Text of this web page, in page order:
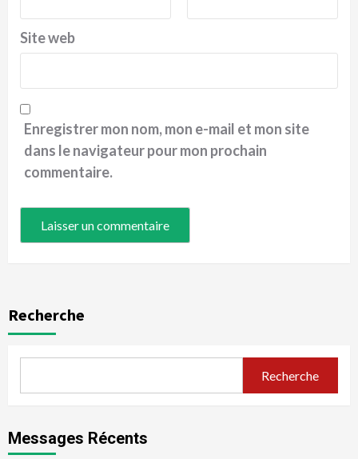
Site web
Enregistrer mon nom, mon e-mail et mon site
dans le navigateur pour mon prochain
commentaire.
Recherche
Recherche
Messages Récents